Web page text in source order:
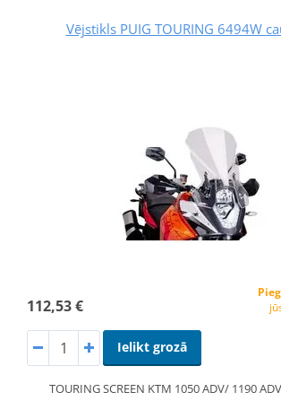
Vējstikls PUIG TOURING 6494W
112,53 €
Ielikt grozā
TOURING SCREEN KTM 1050 ADV/ 1190